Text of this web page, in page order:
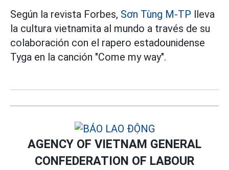
Según la revista Forbes, Sơn Tùng M-TP lleva
la cultura vietnamita al mundo a través de su
colaboración con el rapero estadounidense
Tyga en la canción "Come my way".
AGENCY OF VIETNAM GENERAL
CONFEDERATION OF LABOUR